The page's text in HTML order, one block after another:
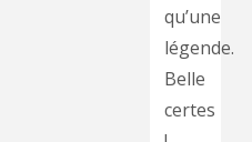
qu’une
légende.
Belle
certes